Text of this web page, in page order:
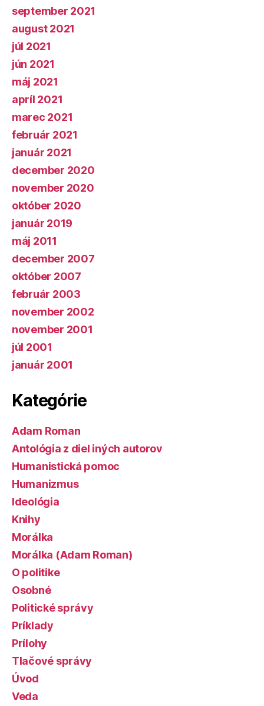
september 2021
august 2021
júl 2021
jún 2021
máj 2021
apríl 2021
marec 2021
február 2021
január 2021
december 2020
november 2020
október 2020
január 2019
máj 2011
december 2007
október 2007
február 2003
november 2002
november 2001
júl 2001
január 2001
Kategórie
Adam Roman
Antológia z diel iných autorov
Humanistická pomoc
Humanizmus
Ideológia
Knihy
Morálka
Morálka (Adam Roman)
O politike
Osobné
Politické správy
Príklady
Prílohy
Tlačové správy
Úvod
Veda